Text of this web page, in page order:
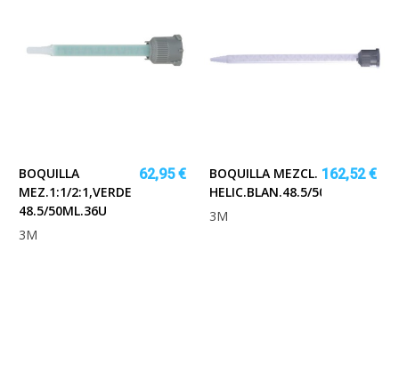
BOQUILLA
MEZ.1:1/2:1,VERDE
48.5/50ML.36U
62,95 €
3M
BOQUILLA MEZCL.
HELIC.BLAN.48.5/50ML.72U
162,52 €
3M